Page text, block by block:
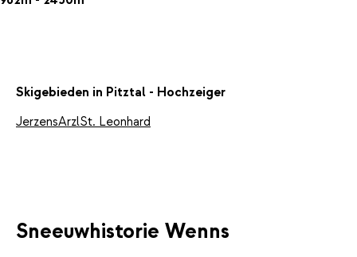
Skigebieden in Pitztal - Hochzeiger
JerzensArzlSt. Leonhard
Sneeuwhistorie Wenns